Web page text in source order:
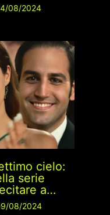
08/2024
cielo:
serie
a…
08/2024